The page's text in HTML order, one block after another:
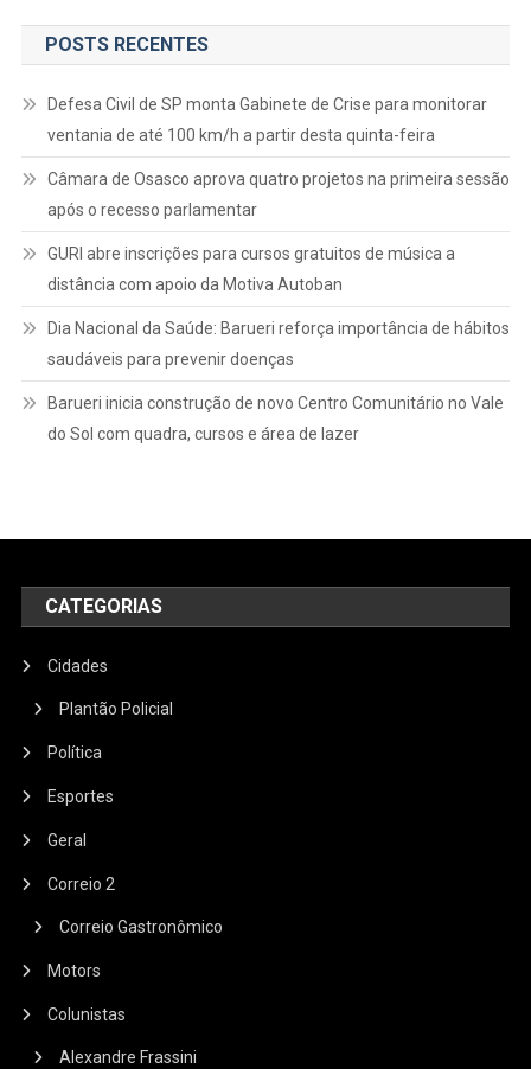
POSTS RECENTES
Defesa Civil de SP monta Gabinete de Crise para monitorar
ventania de até 100 km/h a partir desta quinta-feira
Câmara de Osasco aprova quatro projetos na primeira sessão
após o recesso parlamentar
GURI abre inscrições para cursos gratuitos de música a
distância com apoio da Motiva Autoban
Dia Nacional da Saúde: Barueri reforça importância de hábitos
saudáveis para prevenir doenças
Barueri inicia construção de novo Centro Comunitário no Vale
do Sol com quadra, cursos e área de lazer
CATEGORIAS
Cidades
Plantão Policial
Política
Esportes
Geral
Correio 2
Correio Gastronômico
Motors
Colunistas
Alexandre Frassini